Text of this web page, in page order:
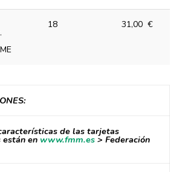
18 31,00 €
de las tarjetas
en www.fmm.es > Federación